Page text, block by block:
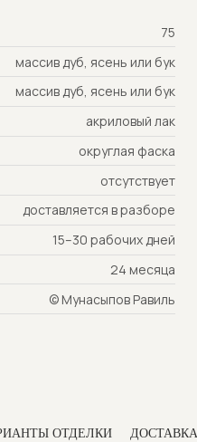
75
массив дуб, ясень или бук
массив дуб, ясень или бук
акриловый лак
округлая фаска
отсутствует
доставляется в разборе
15–30 рабочих дней
24 месяца
© Мунасыпов Равиль
ОТДЕЛКИ ДОСТАВКА